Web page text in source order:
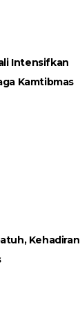
Intensifkan
Kamtibmas
Kehadiran